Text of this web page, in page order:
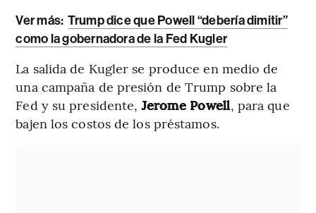
Ver más: Trump dice que Powell “debería dimitir”
como la gobernadora de la Fed Kugler
La salida de Kugler se produce en medio de
una campaña de presión de Trump sobre la
Fed y su presidente, Jerome Powell, para que
bajen los costos de los préstamos.